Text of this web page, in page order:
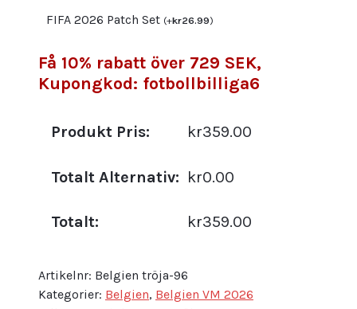
FIFA 2026 Patch Set (+kr26.99)
Få 10% rabatt över 729 SEK,
Kupongkod: fotbollbilliga6
Produkt Pris: kr359.00
Totalt Alternativ: kr0.00
Totalt: kr359.00
Artikelnr: Belgien tröja-96
Kategorier: Belgien, Belgien VM 2026